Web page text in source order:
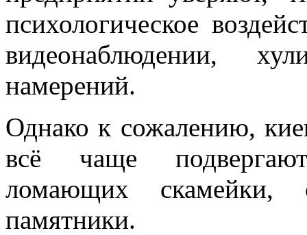
психологическое
видеонаблюдении,
намерений.
Однако к сожалению,
всё чаще
ломающих скамейки,
памятники.